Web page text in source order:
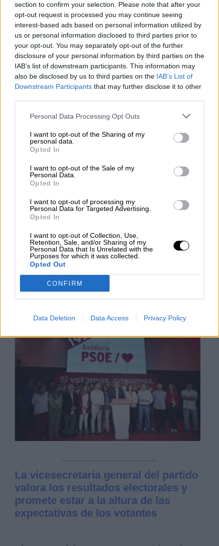
section to confirm your selection. Please note that after your
opt-out request is processed you may continue seeing
interest-based ads based on personal information utilized by
us or personal information disclosed to third parties prior to
your opt-out. You may separately opt-out of the further
disclosure of your personal information by third parties on the
IAB’s list of downstream participants. This information may
also be disclosed by us to third parties on the IAB’s List of
Downstream Participants that may further disclose it to other
Personal Data Processing Opt Outs
I want to opt-out of the Sharing of my
personal data.
Opted In
I want to opt-out of the Sale of my
Personal Data.
Opted In
I want to opt-out of processing my
Personal Data for Targeted Advertising.
Opted In
I want to opt-out of Collection, Use,
Retention, Sale, and/or Sharing of my
Personal Data that Is Unrelated with the
Purposes for which it was collected.
Opted Out
CONFIRM
Data Deletion Data Access Privacy Policy
NOTICIAS MAS VISTAS
Lastra echa balones fuera y señala a
Moreno Bonilla por convocar
La vicesecretaria general del Psoe, Adriana
trabajar con"honestidad y responsabilidad"para
estar a la altura de lo que los votantes esperan, y
confía en que el partido logrará impulsar el cambio
de las figuras de Madrid que más ha arropado al
candidato andaluz, Juan Espadas, no hizo
ninguna autocrítica a la estrategia de su partido.
Quizás las reflexiones vengan tras la reunión
Ejecutiva del Psoe este mismo lunes.
Mas artículos del mismo autor/a
La vicesecretaria general del partido
valora los resultados electorales y
promete estar a la altura de las
expectativas de los votantes